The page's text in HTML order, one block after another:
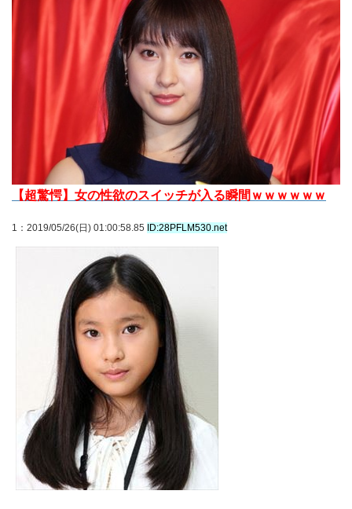
【超驚愕】女の性欲のスイッチが入る瞬間ｗｗｗｗｗｗ
1 ：2019/05/26(日) 01:00:58.85 ID:28PFLM530.net